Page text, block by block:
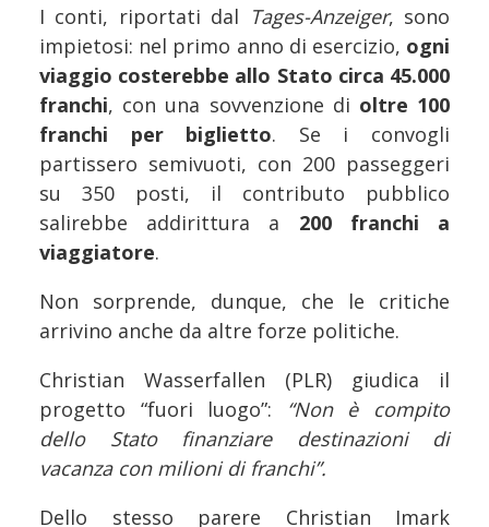
I conti, riportati dal Tages-Anzeiger, sono
impietosi: nel primo anno di esercizio, ogni
viaggio costerebbe allo Stato circa 45.000
franchi, con una sovvenzione di oltre 100
franchi per biglietto. Se i convogli
partissero semivuoti, con 200 passeggeri
su 350 posti, il contributo pubblico
salirebbe addirittura a 200 franchi a
viaggiatore.
Non sorprende, dunque, che le critiche
arrivino anche da altre forze politiche.
Christian Wasserfallen (PLR) giudica il
progetto “fuori luogo”: “Non è compito
dello Stato finanziare destinazioni di
vacanza con milioni di franchi”.
Dello stesso parere Christian Imark